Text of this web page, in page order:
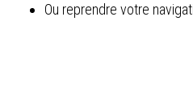
Ou reprendre votre